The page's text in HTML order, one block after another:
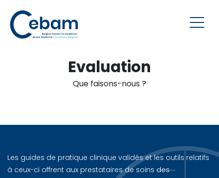
Evaluation
Que faisons-nous ?
Les guides de pratique clinique validés et les outils relatifs
à ceux-ci offrent aux prestataires de soins des